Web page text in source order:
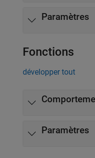
Paramètres
Fonctions
développer tout
Paramètres